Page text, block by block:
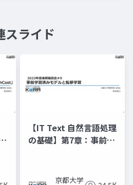
スライド
【IT Text 自然言語処理
の基礎】第7章：事前学
京都大学